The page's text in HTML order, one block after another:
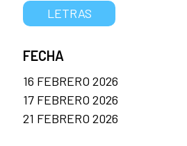
LETRAS
FECHA
16 FEBRERO 2026
17 FEBRERO 2026
21 FEBRERO 2026